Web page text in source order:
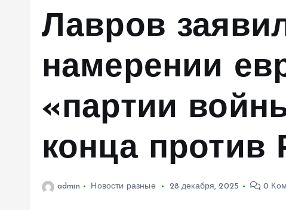
Лавров
намерении
«партии
конца против
admin Новости разные 28 декабря, 2025 0